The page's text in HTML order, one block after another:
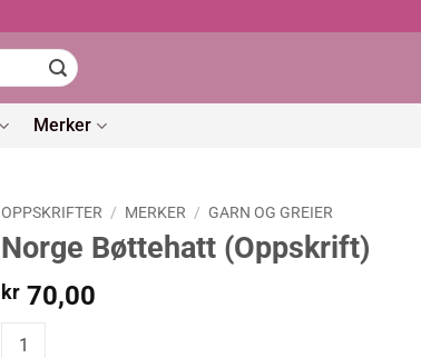
Merker
OPPSKRIFTER / MERKER / GARN OG GREIER
Norge Bøttehatt (Oppskrift)
kr 70,00
Norge Bøttehatt (Oppskrift) quantity